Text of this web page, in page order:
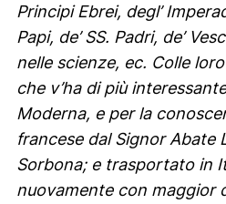
Principi Ebrei, degl’
Papi, de’ SS. Padri, de’
nelle scienze, ec. Colle
che v’ha di più
Moderna, e per la
francese dal Signor Abate
Sorbona; e trasportato in
nuovamente con maggior